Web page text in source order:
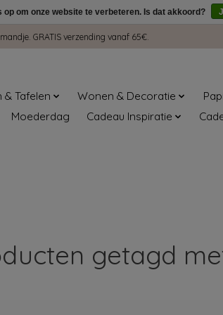
GRATIS verzending vanaf 65€.
& Tafelen Wonen & Decoratie
Moederdag Cadeau Inspiratie
getagd
op om onze website te verbeteren. Is dat akkoord?